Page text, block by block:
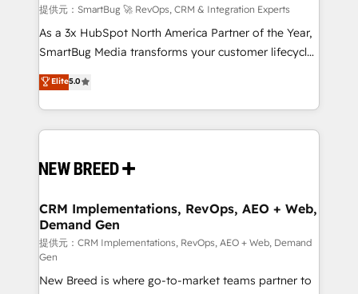
HubSpot導入・活用支援 顧客データの一元化から、
GTMの見える化・自動化まで。全Hub統合運用、デー
タ品質設計、グループ横断のCRM統合に対応します。
の一部をAIが自律実行する組織への移行を設計・実装。
Breeze・Claude等をHubSpotと連携させ、役割定義・
革を、構想から実装・定着までPMOとして主導。「設
の統合・浸透・変革管理を実行します。 ▸ CMS戦略設
計・構築：リード獲得・CVR・SEOを前提にした情報設
計・導線設計・テンプレート設計をContent Hubで一体
提供。 ▸ 既存CRM・MAからの移行支援：Salesforce・
Marketo・Pardot等からの移行、カスタム設計、履歴
提供元：SmartBug 🚀 RevOps, CRM & Integration Experts
As a 3x HubSpot North America Partner of the Year,
SmartBug Media transforms your customer lifecycle
into a revenue engine. Our unified ecosystem
includes specialized divisions Globalia (AI &
Software) and Point Success Media (Paid Media),
making this the official home for all three brands. 🔄
and system integrations powered by Globalia’s
trainers to drive platform adoption. 📈 Revenue
Generation - Full-funnel marketing and high-
performance advertising via Point Success Media. -
Expert deployment of Breeze AI and custom agents
to automate growth. 🏆 Elite Excellence - 8 platform
Elite5.0
CRM Implementations, RevOps, AEO + Web,
Demand Gen
提供元：CRM Implementations, RevOps, AEO + Web, Demand
Gen
New Breed is where go-to-market teams partner to